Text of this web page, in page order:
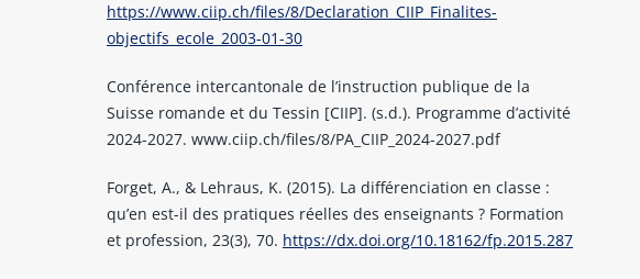
https://www.ciip.ch/files/8/Declaration_CIIP_Finalites-
objectifs_ecole_2003-01-30
Conférence intercantonale de l’instruction publique de la
Suisse romande et du Tessin [CIIP]. (s.d.). Programme d’activité
2024-2027. www.ciip.ch/files/8/PA_CIIP_2024-2027.pdf
Forget, A., & Lehraus, K. (2015). La différenciation en classe :
qu’en est-il des pratiques réelles des enseignants ? Formation
et profession, 23(3), 70. https://dx.doi.org/10.18162/fp.2015.287